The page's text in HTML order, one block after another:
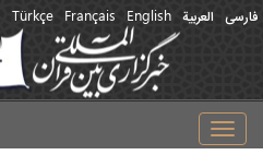
فارسی العربیة English
Français
Türkçe
Toggle
navigation